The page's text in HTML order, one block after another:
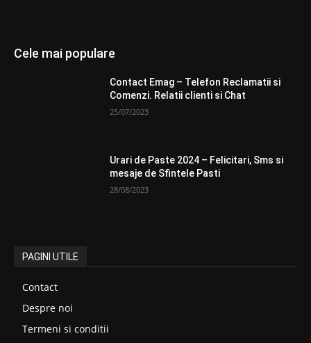
Cele mai populare
Contact Emag – Telefon Reclamatii si
Comenzi. Relatii clienti si Chat
25/07/2023
Urari de Paste 2024 – Felicitari, Sms si
mesaje de Sfintele Pasti
28/08/2023
PAGINI UTILE
Contact
Despre noi
Termeni si conditii